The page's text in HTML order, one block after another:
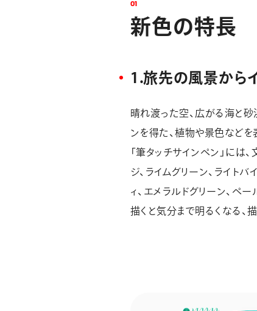
01
新色の特長
1.旅先の風景から
晴れ渡った空、広がる海と砂
ンを得た、植物や景色などを
「筆タッチサインペン」には
ジ、ライムグリーン、ライト
ィ、エメラルドグリーン、ペ
描くと気分まで明るくなる、